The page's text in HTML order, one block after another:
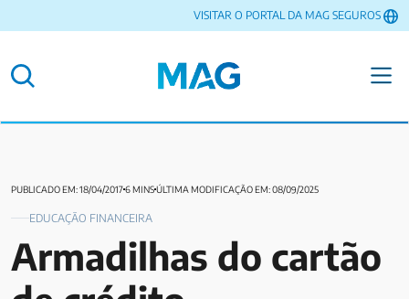
VISITAR O PORTAL DA MAG SEGUROS
PUBLICADO EM: 18/04/20176 MINSÚLTIMA MODIFICAÇÃO EM: 08/09/2025
EDUCAÇÃO FINANCEIRA
Armadilhas do cartão